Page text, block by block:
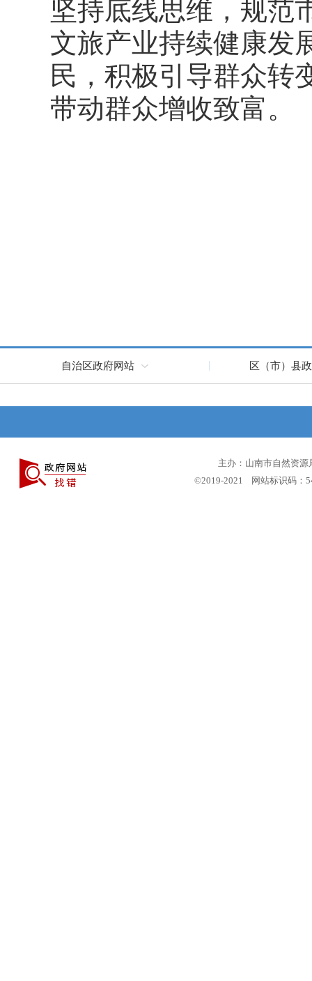
坚持底线思维，规范
文旅产业持续健康发
民，积极引导群众转
带动群众增收致富。
自治区政府网站 区（市）县
主办：山南市自然资
©2019-2021 网站标识码：